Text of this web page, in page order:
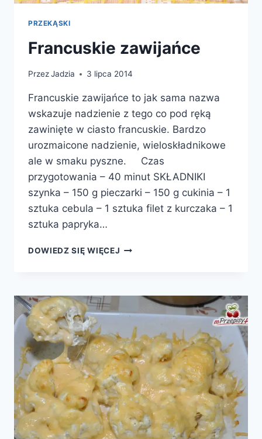
PRZEKĄSKI
Francuskie zawijańce
PrzezJadzia 3 lipca 2014
Francuskie zawijańce to jak sama nazwa
wskazuje nadzienie z tego co pod ręką
zawinięte w ciasto francuskie. Bardzo
urozmaicone nadzienie, wieloskładnikowe
ale w smaku pyszne. Czas
przygotowania – 40 minut SKŁADNIKI
szynka – 150 g pieczarki – 150 g cukinia – 1
sztuka cebula – 1 sztuka filet z kurczaka – 1
sztuka papryka…
DOWIEDZ SIĘ WIĘCEJ FRANCUSKIE